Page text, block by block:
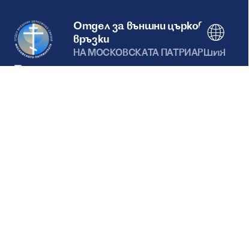
Отдел за външни църковни
връзки
НА МОСКОВСКАТА ПАТРИАРШИЯ